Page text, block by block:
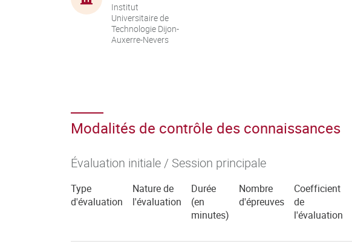
Institut
Universitaire de
Technologie Dijon-
Auxerre-Nevers
Modalités de contrôle des connaissances
Évaluation initiale / Session principale
Type
d'évaluation
Nature de
l'évaluation
Durée
(en
minutes)
Nombre
d'épreuves
Coefficient
de
l'évaluation